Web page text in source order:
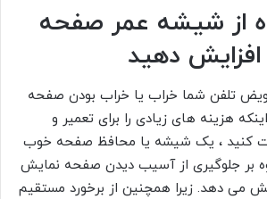
از شیشه عمر صفحه
افزایش دهید
تلفن شما خراب یا خراب بودن صفحه
هزینه های زیادی را برای تعمیر و
کنید ، یک شیشه یا محافظ صفحه خوب
بر جلوگیری از آسیب دیدن صفحه نمایش
می دهد. زیرا همچنین از برخورد مستقیم